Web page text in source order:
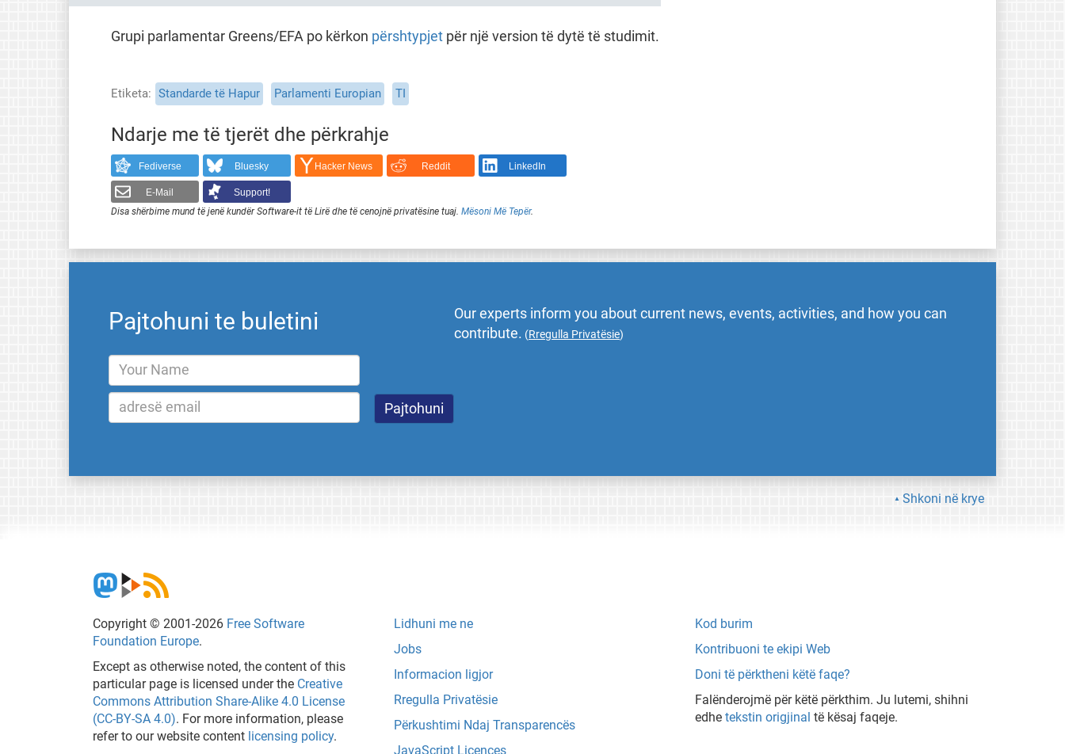
Grupi parlamentar Greens/EFA po kërkon përshtypjetpër një version të dytë të studimit.
Etiketa Standarde të Hapur Parlamenti Europian TI
Ndarje me të tjerët dhe përkrahje
Fediverse Bluesky Hacker News Reddit LinkedIn
E-Mail
Support!
Disa shërbime mund të jenë kundër Software-it të Lirë dhe të cenojnë privatësine tuaj. Mësoni Më Tepër.
Pajtohuni te buletini
Our experts inform you about current news, events, activities, and how you can
contribute. (Rregulla Privatësie)
Shkoni në krye
Copyright © 2001-2026 Free Software
Foundation Europe.
Except as otherwise noted, the content of this
particular page is licensed under the Creative
Commons Attribution Share-Alike 4.0 License
(CC-BY-SA 4.0). For more information, please
refer to our website content licensing policy.
Lidhuni me ne
Jobs
Informacion ligjor
Rregulla Privatësie
Përkushtimi Ndaj Transparencës
JavaScript Licences
Kod burim
Kontribuoni te ekipi Web
Doni të përktheni këtë faqe?
Falënderojmë për këtë përkthim. Ju lutemi, shihni
edhe tekstin origjinal të kësaj faqeje.